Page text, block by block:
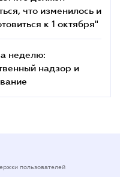
что изменилось и
к 1 октября"
неделю:
надзор и
пользователей